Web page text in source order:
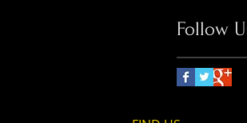
Follow